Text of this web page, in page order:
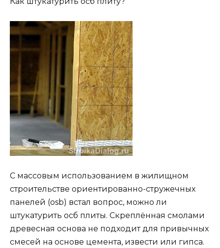
С массовым использованием в жилищном
строительстве ориентированно-стружечных
панелей (osb) встал вопрос, можно ли
штукатурить осб плиты. Скреплённая смолами
древесная основа не подходит для привычных
смесей на основе цемента, извести или гипса.